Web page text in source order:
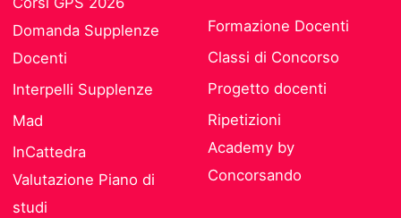
Domanda Supplenze
Docenti
Interpelli Supplenze
Mad
InCattedra
Valutazione Piano di
studi
Formazione Docenti
Classi di Concorso
Progetto docenti
Ripetizioni
Academy by
Concorsando